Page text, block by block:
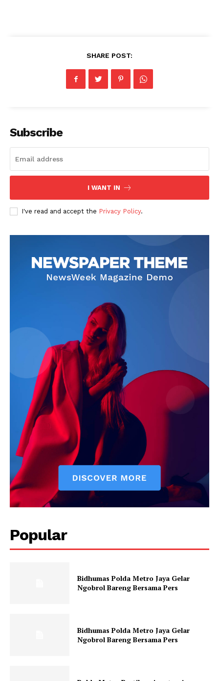
SHARE POST:
Subscribe
I WANT IN
I've read and accept the Privacy Policy.
Popular
Bidhumas Polda Metro Jaya Gelar
Ngobrol Bareng Bersama Pers
Bidhumas Polda Metro Jaya Gelar
Ngobrol Bareng Bersama Pers